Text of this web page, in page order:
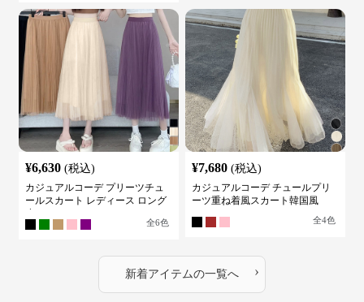
¥6,630 (税込)
カジュアルコーデ プリーツチュ
ールスカート レディース ロング
丈
全 6色
¥7,680 (税込)
カジュアルコーデ チュールプリ
ーツ重ね着風スカート韓国風
全
新着アイテムの一覧へ ›